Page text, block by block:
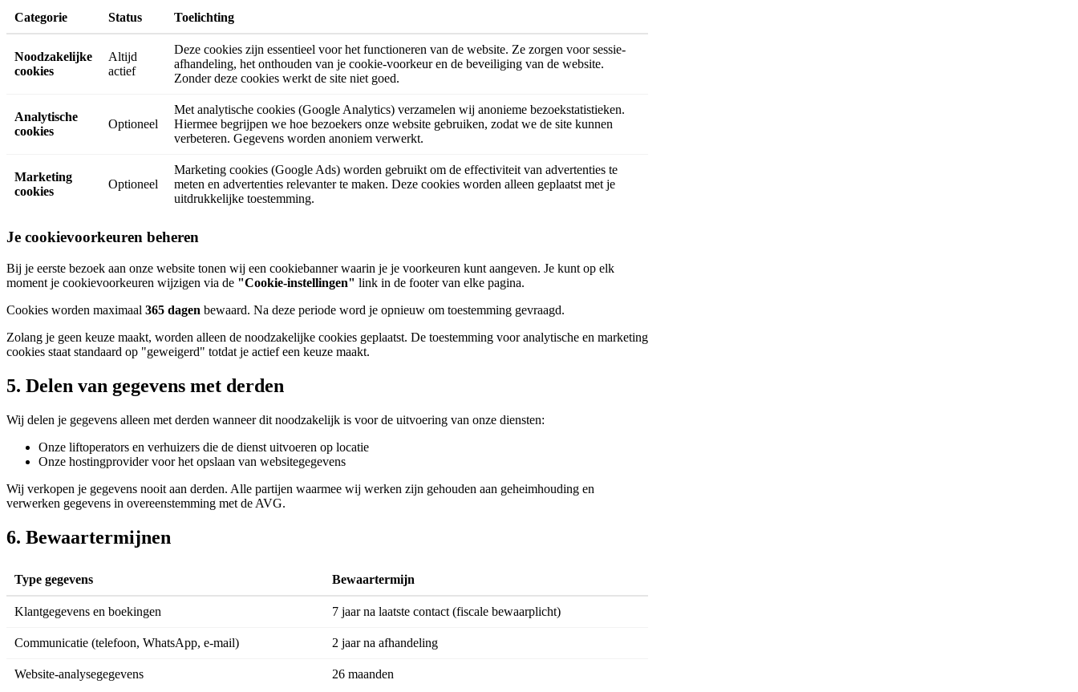
Categorie Status Toelichting
Noodzakelijke
cookies
Altijd
actief
Deze cookies zijn essentieel voor het functioneren van de website. Ze zorgen voor sessie-
afhandeling, het onthouden van je cookie-voorkeur en de beveiliging van de website.
Zonder deze cookies werkt de site niet goed.
Analytische
cookies
Optioneel
Met analytische cookies (Google Analytics) verzamelen wij anonieme bezoekstatistieken.
Hiermee begrijpen we hoe bezoekers onze website gebruiken, zodat we de site kunnen
verbeteren. Gegevens worden anoniem verwerkt.
Marketing
cookies
Optioneel
Marketing cookies (Google Ads) worden gebruikt om de effectiviteit van advertenties te
meten en advertenties relevanter te maken. Deze cookies worden alleen geplaatst met je
uitdrukkelijke toestemming.
Je cookievoorkeuren beheren
Bij je eerste bezoek aan onze website tonen wij een cookiebanner waarin je je voorkeuren kunt aangeven. Je kunt op elk
moment je cookievoorkeuren wijzigen via de "Cookie-instellingen" link in de footer van elke pagina.
Cookies worden maximaal 365 dagen bewaard. Na deze periode word je opnieuw om toestemming gevraagd.
Zolang je geen keuze maakt, worden alleen de noodzakelijke cookies geplaatst. De toestemming voor analytische en marketing
cookies staat standaard op "geweigerd" totdat je actief een keuze maakt.
5. Delen van gegevens met derden
Wij delen je gegevens alleen met derden wanneer dit noodzakelijk is voor de uitvoering van onze diensten:
Onze liftoperators en verhuizers die de dienst uitvoeren op locatie
Onze hostingprovider voor het opslaan van websitegegevens
Wij verkopen je gegevens nooit aan derden. Alle partijen waarmee wij werken zijn gehouden aan geheimhouding en
verwerken gegevens in overeenstemming met de AVG.
6. Bewaartermijnen
Type gegevens Bewaartermijn
Klantgegevens en boekingen 7 jaar na laatste contact (fiscale bewaarplicht)
Communicatie (telefoon, WhatsApp, e-mail) 2 jaar na afhandeling
Website-analysegegevens 26 maanden